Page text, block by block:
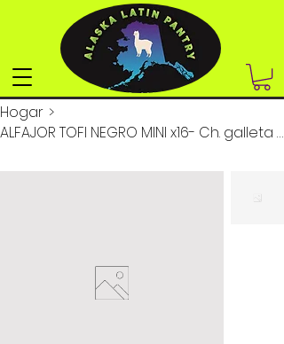
Hogar >
ALFAJOR TOFI NEGRO MINI x16- Ch. galleta cubierta con dulce de leche)